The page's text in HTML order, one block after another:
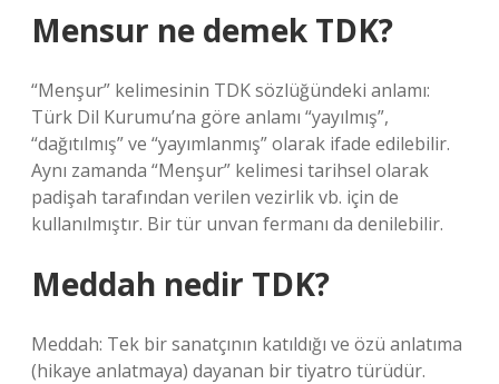
Mensur ne demek TDK?
“Menşur” kelimesinin TDK sözlüğündeki anlamı:
Türk Dil Kurumu’na göre anlamı “yayılmış”,
“dağıtılmış” ve “yayımlanmış” olarak ifade edilebilir.
Aynı zamanda “Menşur” kelimesi tarihsel olarak
padişah tarafından verilen vezirlik vb. için de
kullanılmıştır. Bir tür unvan fermanı da denilebilir.
Meddah nedir TDK?
Meddah: Tek bir sanatçının katıldığı ve özü anlatıma
(hikaye anlatmaya) dayanan bir tiyatro türüdür.